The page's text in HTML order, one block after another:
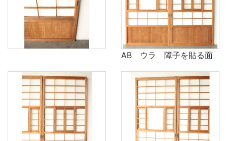
AB ウラ 障子を貼る面